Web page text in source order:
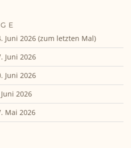
Juni 2026 (zum letzten Mal)
Juni 2026
Juni 2026
2026
Mai 2026